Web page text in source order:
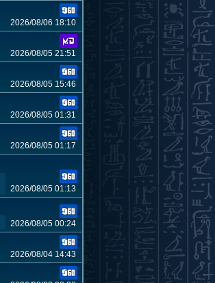
2026/08/06 18:10
2026/08/05 21:51
2026/08/05 15:46
2026/08/05 01:31
2026/08/05 01:17
2026/08/05 01:13
2026/08/05 00:24
2026/08/04 14:43